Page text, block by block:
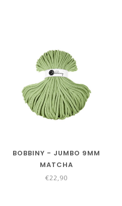
BOBBINY - JUMBO 9MM
MATCHA
€22,90